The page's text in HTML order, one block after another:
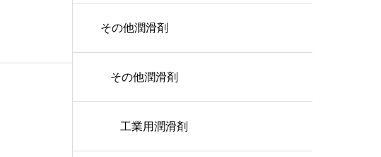
その他潤滑剤
その他潤滑剤
工業用潤滑剤